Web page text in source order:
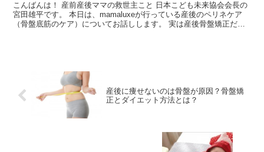
こんばんは！ 産前産後ママの救世主こと 日本こども未来協会会長の
宮田雄平です。 本日は、mamaluxeが行っている産後のペリネケア
（骨盤底筋のケア）についてお話しします。 実は産後骨盤矯正だけ
産後に痩せないのは骨盤が原因？骨盤矯
正とダイエット方法とは？